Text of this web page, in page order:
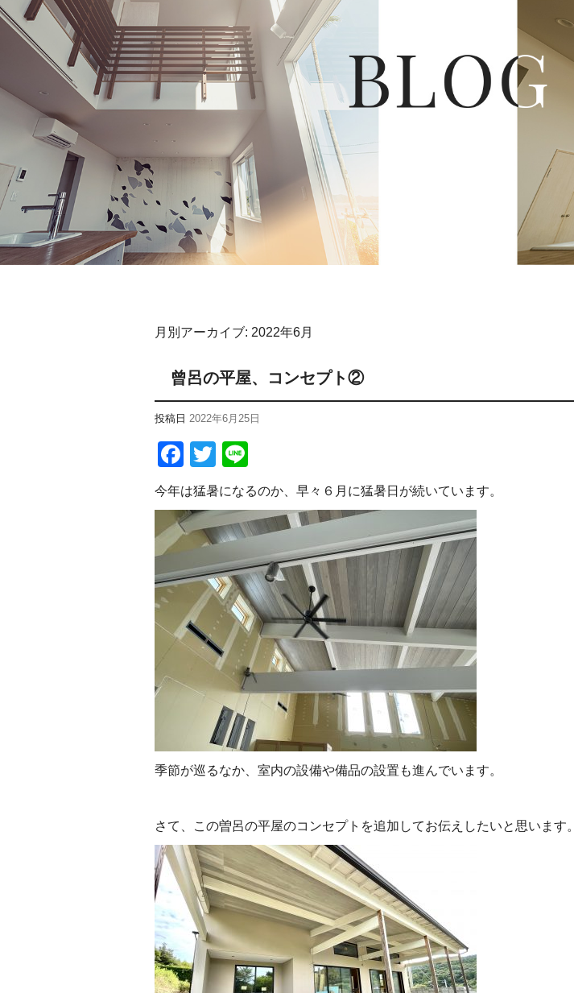
月別アーカイブ: 2022年6月
曾呂の平屋、コンセプト②
投稿日 2022年6月25日
Facebook
Twitter
今年は猛暑になるのか、早々６月に猛暑日が続いています。
季節が巡るなか、室内の設備や備品の設置も進んでいます。
さて、この曽呂の平屋のコンセプトを追加してお伝えしたいと思います。